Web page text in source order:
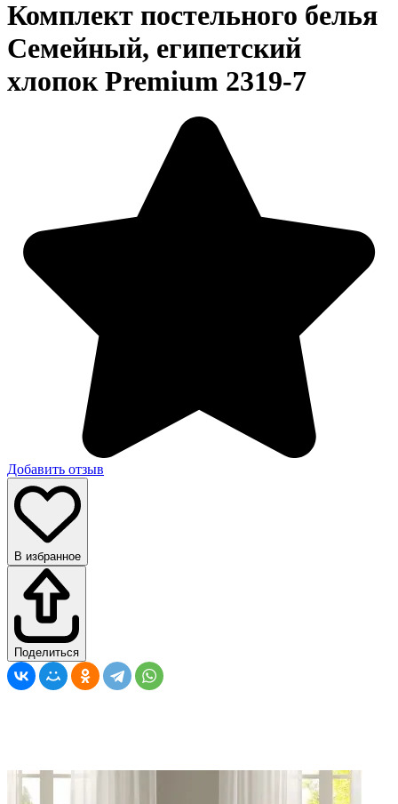
Комплект постельного белья
Семейный, египетский
хлопок Premium 2319-7
Добавить отзыв
В избранное
Поделиться